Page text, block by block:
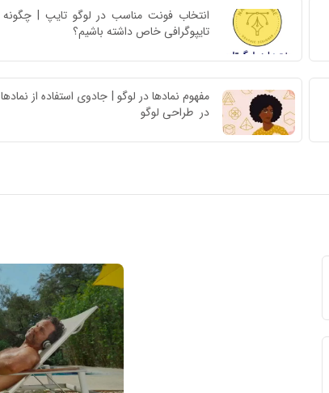
انتخاب فونت مناسب در لوگو تایپ | چگونه
تایپوگرافی خاص داشته باشیم؟
مفهوم نمادها در لوگو | جادوی استفاده از نمادها
در  طراحی لوگو